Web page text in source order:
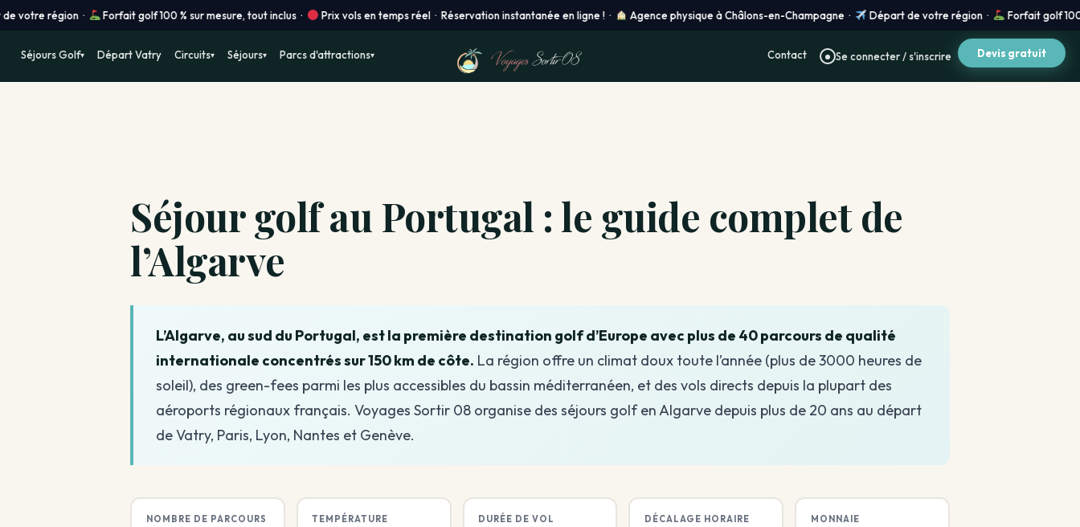
· Forfait golf 100 % sur mesure, tout inclus · Prix vols en temps réel · Réservation instantanée en ligne ! · Agence physique à Châlons-en-Champagne · Départ de votre région · Forfait golf 100 % sur
Séjours Golf▾ Départ Vatry Circuits▾ Séjours▾ Parcs d'attractions▾ Contact Se connecter / s'inscrire Devis gratuit
Séjour golf au Portugal : le guide complet de
l’Algarve
L’Algarve, au sud du Portugal, est la première destination golf d’Europe avec plus de 40 parcours de qualité
internationale concentrés sur 150 km de côte. La région offre un climat doux toute l’année (plus de 3000 heures de
soleil), des green-fees parmi les plus accessibles du bassin méditerranéen, et des vols directs depuis la plupart des
aéroports régionaux français. Voyages Sortir 08 organise des séjours golf en Algarve depuis plus de 20 ans au départ
de Vatry, Paris, Lyon, Nantes et Genève.
NOMBRE DE PARCOURS
TEMPÉRATURE
DURÉE DE VOL DÉCALAGE HORAIRE MONNAIE